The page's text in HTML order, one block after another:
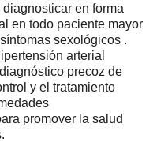
en forma
en todo paciente mayor
sexológicos .
arterial
precoz de
y el tratamiento
promover la salud